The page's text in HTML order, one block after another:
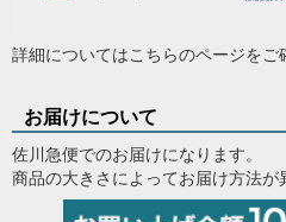
詳細についてはこちらのページをご
お届けについて
佐川急便でのお届けになります。
商品の大きさによってお届け方法が